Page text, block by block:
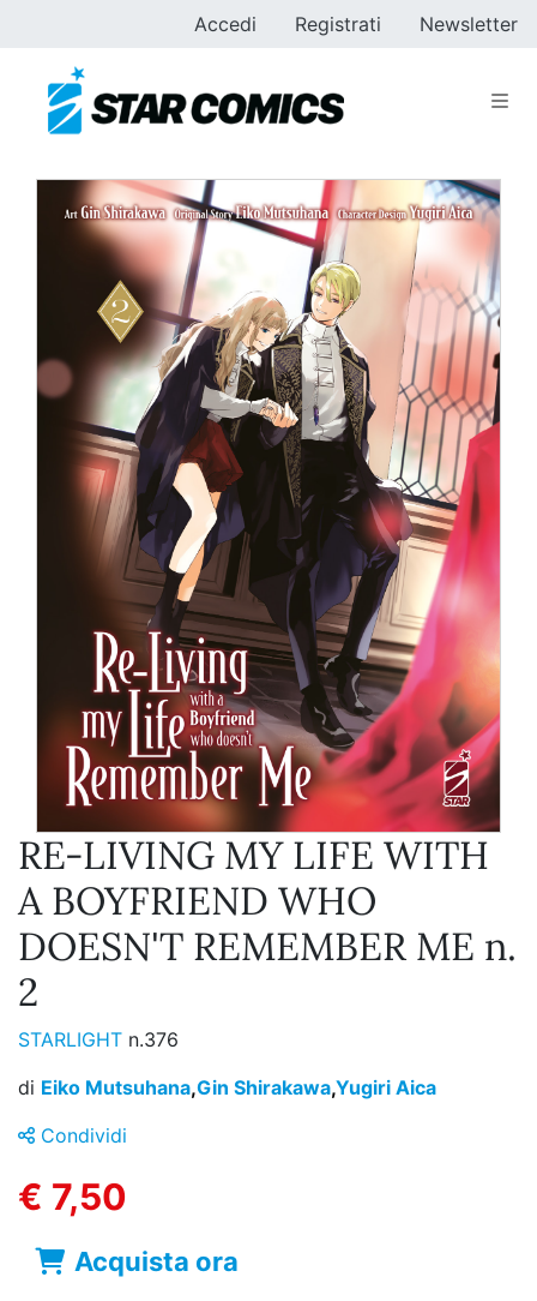
Accedi Registrati Newsletter
RE-LIVING MY LIFE WITH
A BOYFRIEND WHO
DOESN'T REMEMBER ME n.
2
STARLIGHT n.376
di Eiko Mutsuhana,Gin Shirakawa,Yugiri Aica
Condividi
€ 7,50
Acquista ora